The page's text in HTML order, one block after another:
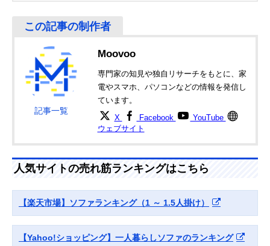
(Tamaliving) ロデ
ィ 2人掛けソファ
記事一覧
Moovoo
専門家の知見や独自リサーチをもとに、家
電やスマホ、パソコンなどの情報を発信し
ています。
X Facebook
YouTube
ウェブサイト
人気サイトの売れ筋ランキングはこちら
【楽天市場】ソファランキング（1 ～ 1.5人掛け）
【Yahoo!ショッピング】一人暮らしソファのランキング